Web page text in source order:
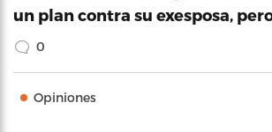
un plan contra su exesposa,
0
Opiniones